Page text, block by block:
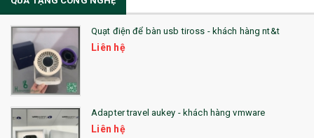
36. QUẠT NHỰA QUẢNG CÁO
QUÀ TẶNG KHUYẾN MẠI
QUÀ TẶNG SX NHANH
QUÀ TẶNG HỘI THẢO
QUÀ TẶNG CÔNG NGHỆ
Quạt điện để bàn usb tiross - khách hàng nt&t
Liên hệ
Adapter travel aukey - khách hàng vmware
Liên hệ